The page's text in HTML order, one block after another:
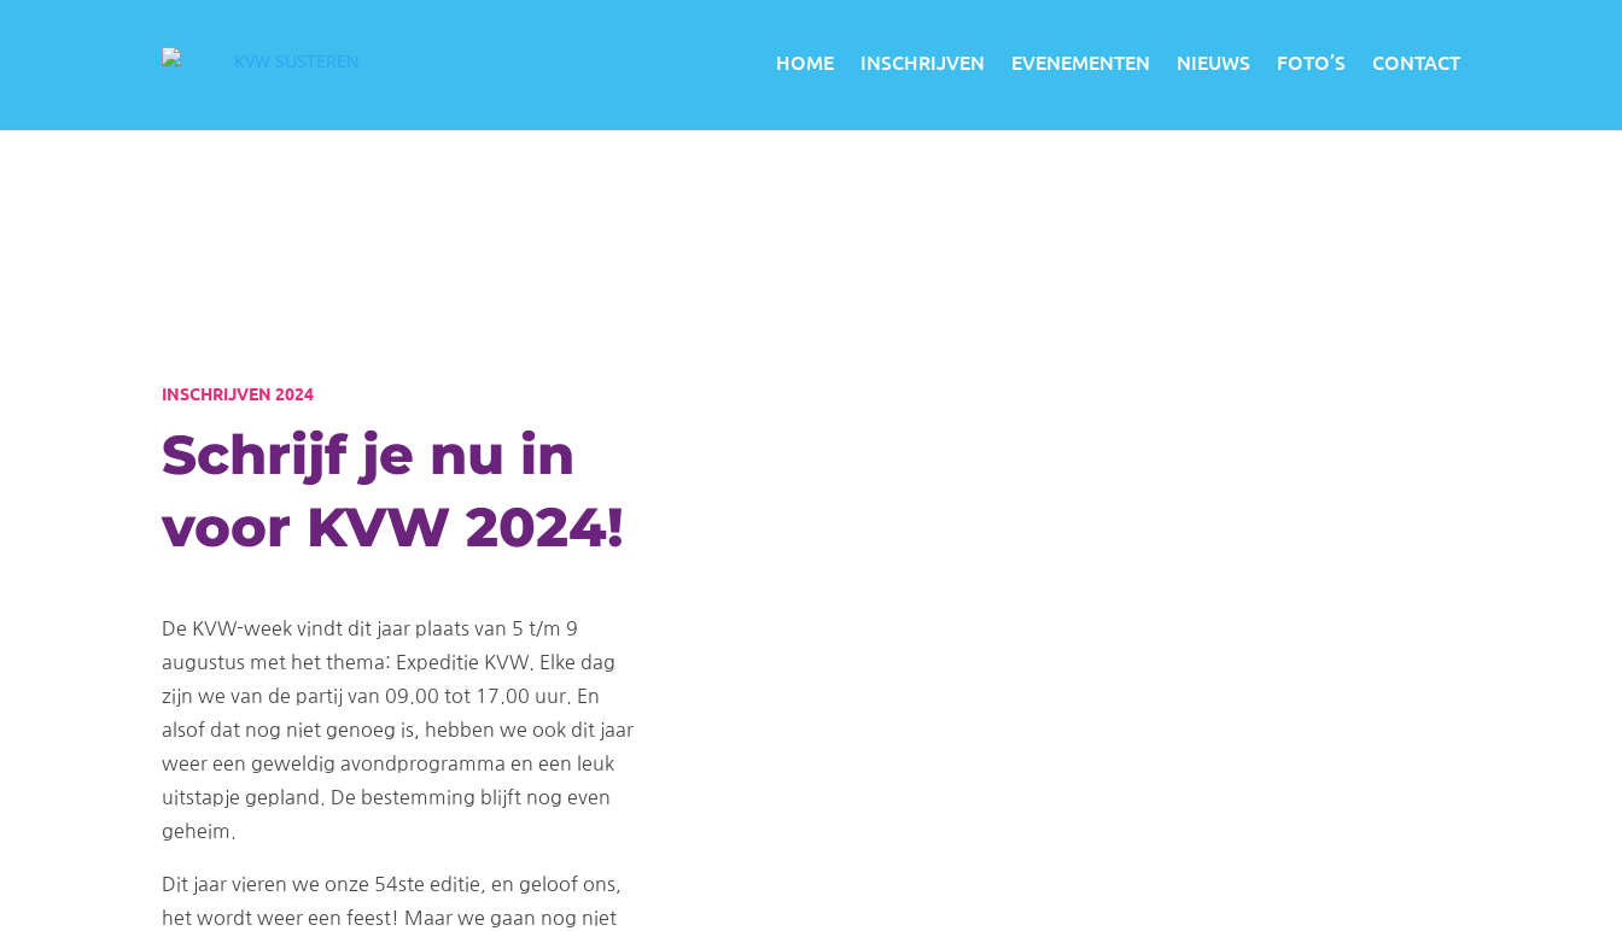
HOME INSCHRIJVEN EVENEMENTEN NIEUWS FOTO’S CONTACT
INSCHRIJVEN 2024
Schrijf je nu in
voor KVW 2024!
De KVW-week vindt dit jaar plaats van 5 t/m 9
augustus met het thema: Expeditie KVW. Elke dag
zijn we van de partij van 09.00 tot 17.00 uur. En
alsof dat nog niet genoeg is, hebben we ook dit jaar
weer een geweldig avondprogramma en een leuk
uitstapje gepland. De bestemming blijft nog even
geheim.
Dit jaar vieren we onze 54ste editie, en geloof ons,
het wordt weer een feest! Maar we gaan nog niet